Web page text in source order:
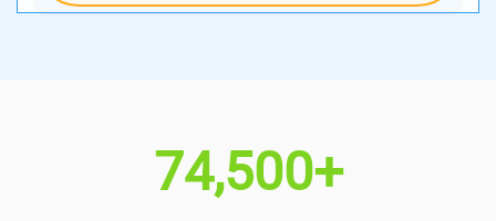
74,500+